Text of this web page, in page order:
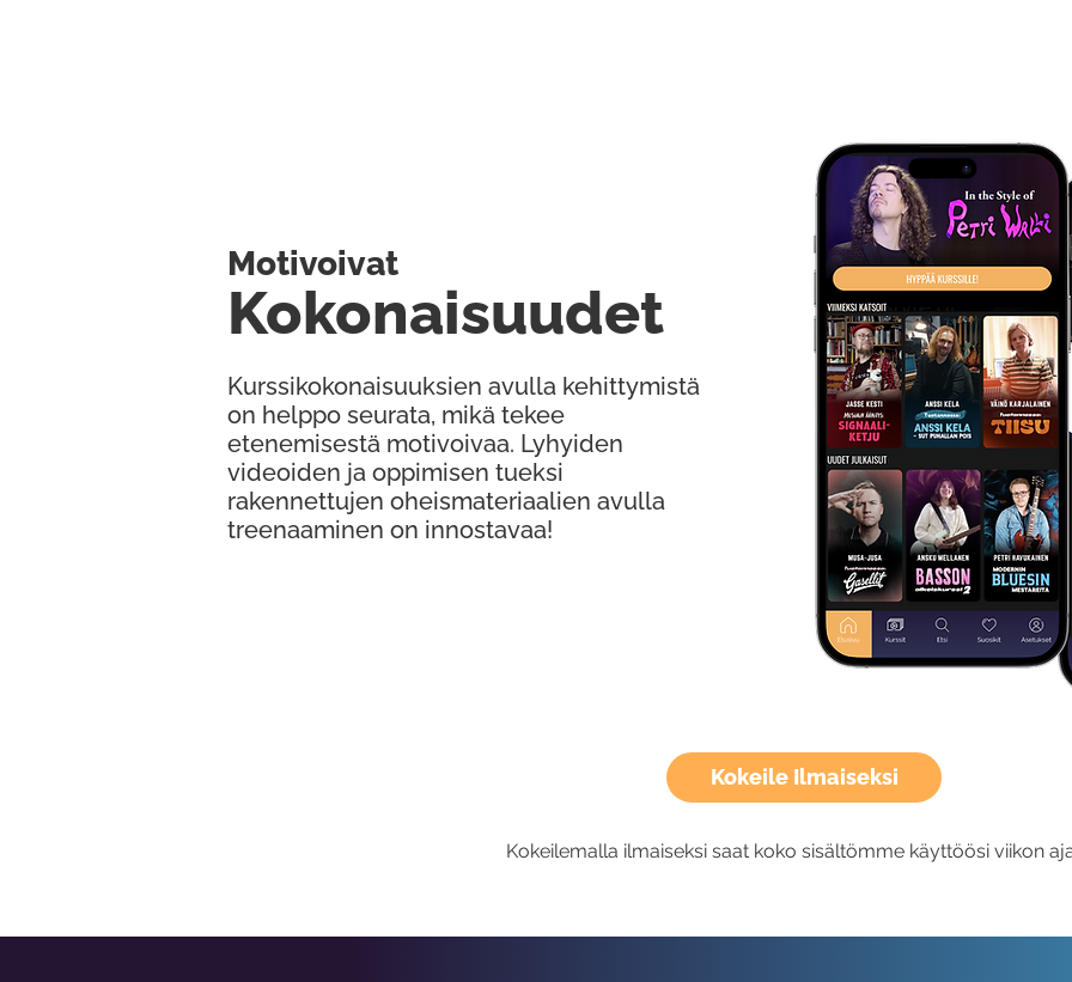
Kokeile Ilmaiseksi
Kokeilemalla ilmaiseksi saat koko sisältömme käyttöösi viikon
Kurssikokonaisuuksien avulla kehittymistä
on helppo seurata, mikä tekee
etenemisestä motivoivaa. Lyhyiden
videoiden ja oppimisen tueksi
rakennettujen oheismateriaalien avulla
treenaaminen on innostavaa!
Kokonaisuudet
Motivoivat